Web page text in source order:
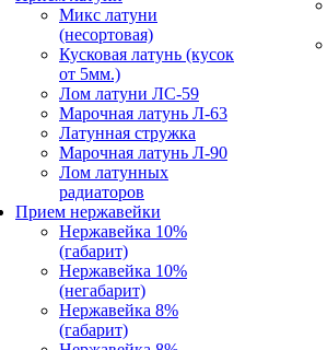
Микс латуни
(несортовая)
Кусковая латунь (кусок
от 5мм.)
Лом латуни ЛС-59
Марочная латунь Л-63
Латунная стружка
Марочная латунь Л-90
Лом латунных
радиаторов
Прием нержавейки
Нержавейка 10%
(габарит)
Нержавейка 10%
(негабарит)
Нержавейка 8%
(габарит)